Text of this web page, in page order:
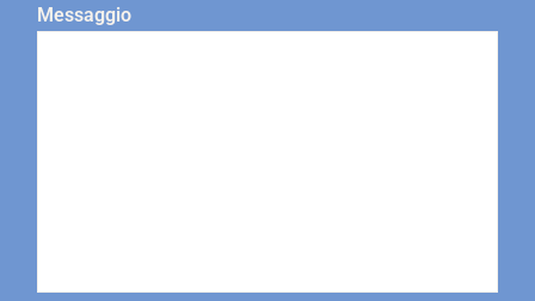
Messaggio